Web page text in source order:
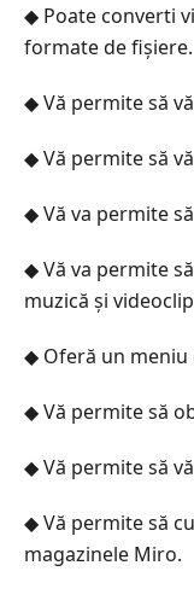
◆ Poate converti
formate de fișiere.
◆ Vă permite să
◆ Vă permite să
◆ Vă va permite
◆ Vă va permite
muzică și
◆ Oferă un meniu
◆ Vă permite să
◆ Vă permite să
◆ Vă permite să
magazinele Miro.